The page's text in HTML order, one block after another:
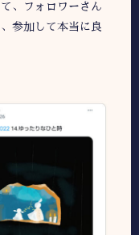
、フォロワーさん
参加して本当に良